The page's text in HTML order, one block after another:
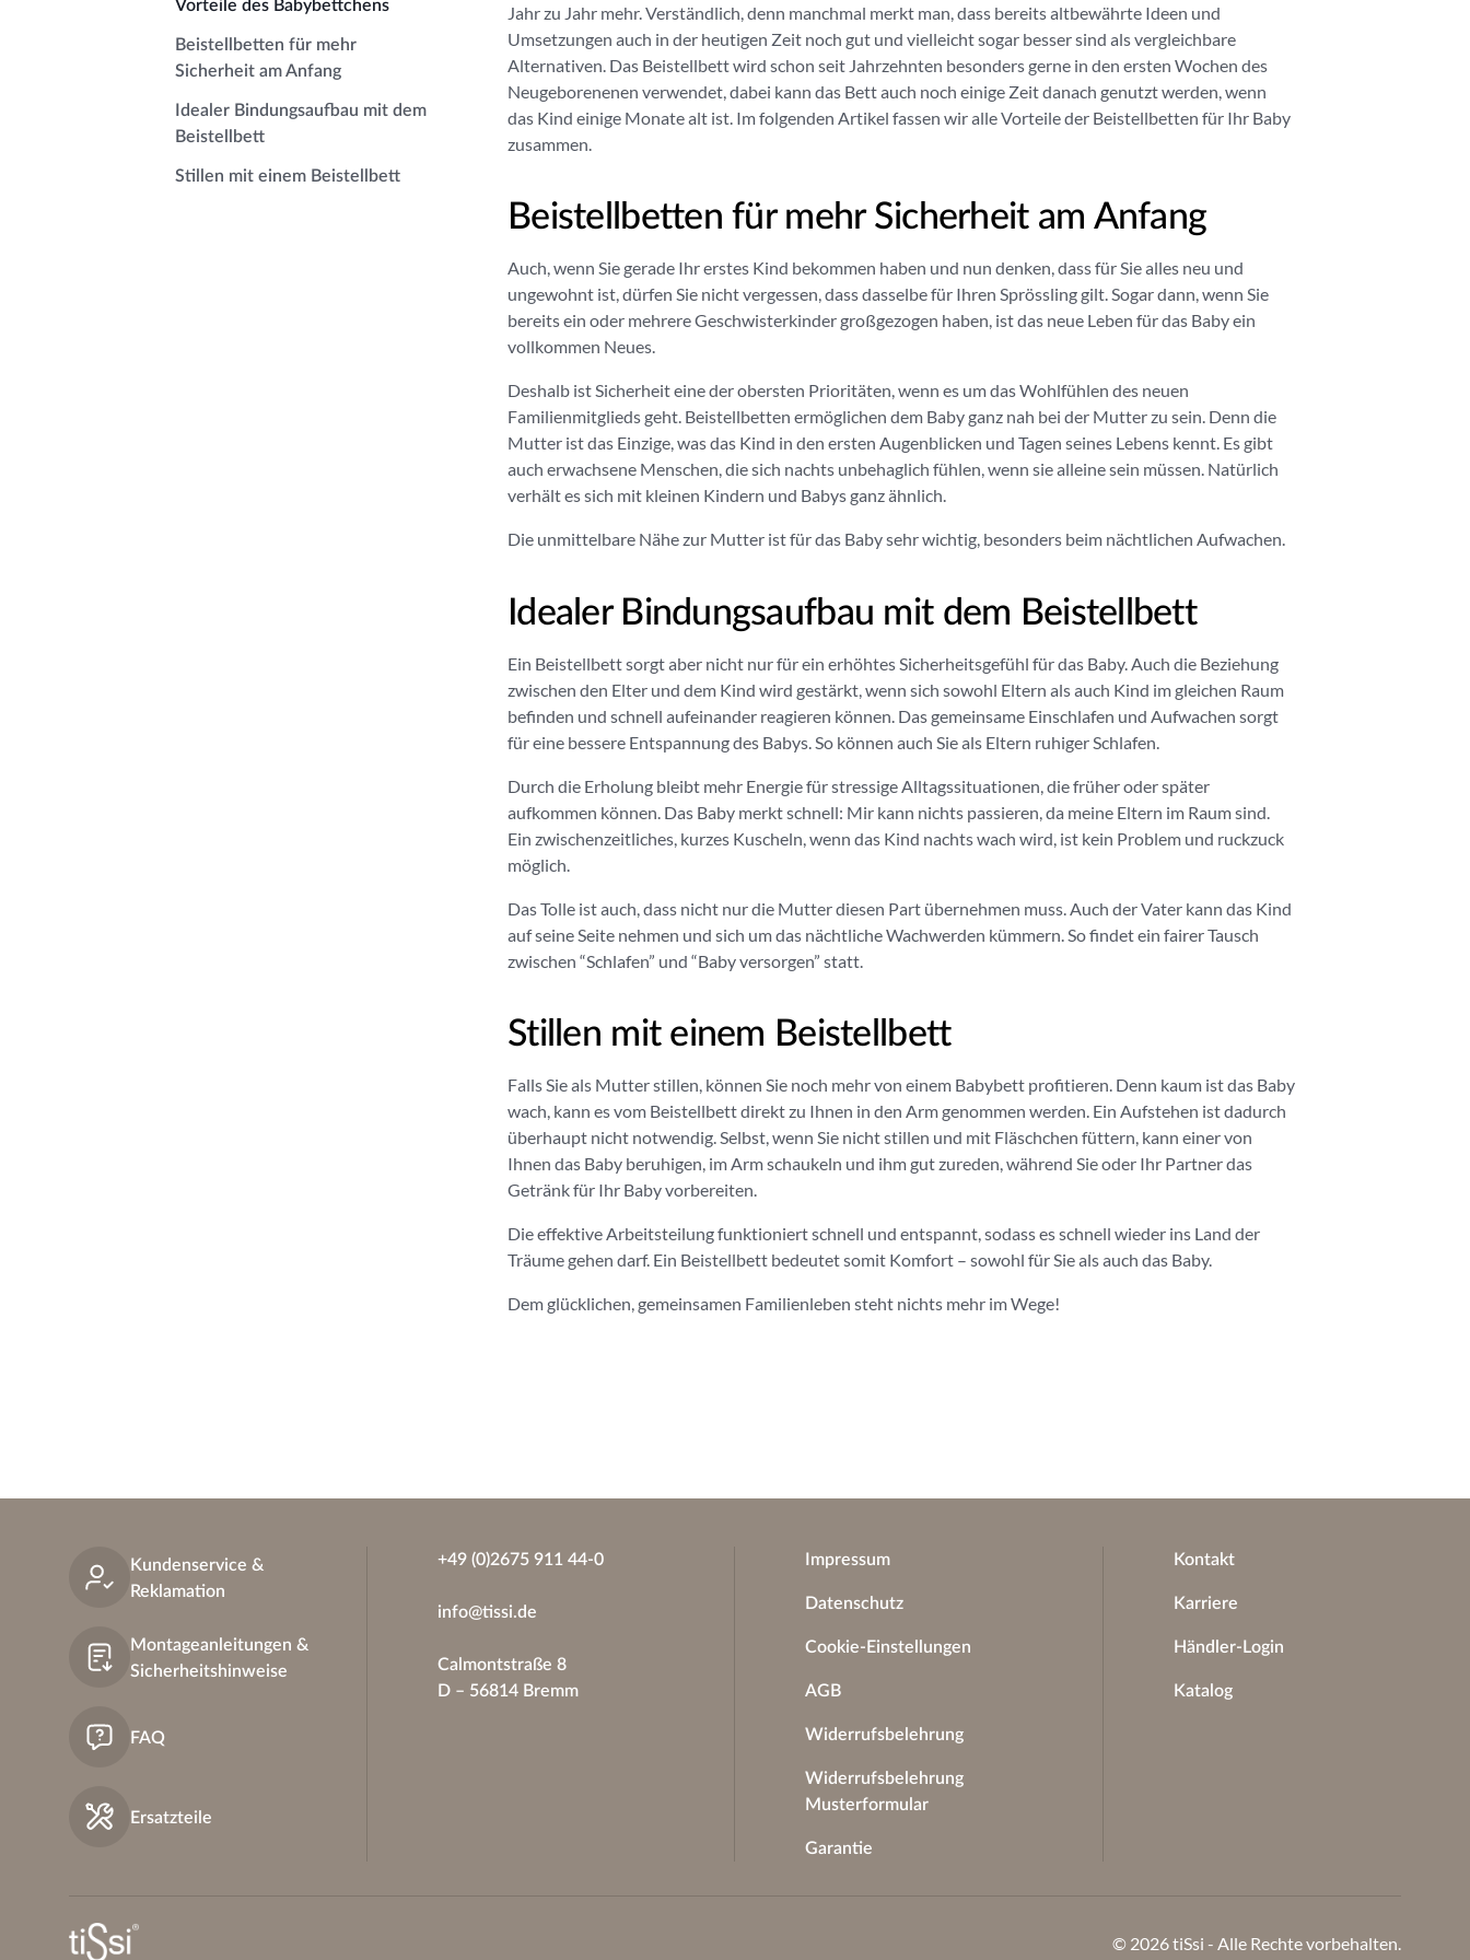
Vorteile des Babybettchens
Beistellbetten für mehr
Sicherheit am Anfang
Idealer Bindungsaufbau mit dem
Beistellbett
Stillen mit einem Beistellbett
Jahr zu Jahr mehr. Verständlich, denn manchmal merkt man, dass bereits altbewährte Ideen und
Umsetzungen auch in der heutigen Zeit noch gut und vielleicht sogar besser sind als vergleichbare
Alternativen. Das Beistellbett wird schon seit Jahrzehnten besonders gerne in den ersten Wochen des
Neugeborenenen verwendet, dabei kann das Bett auch noch einige Zeit danach genutzt werden, wenn
das Kind einige Monate alt ist. Im folgenden Artikel fassen wir alle Vorteile der Beistellbetten für Ihr Baby
zusammen.
Beistellbetten für mehr Sicherheit am Anfang
Auch, wenn Sie gerade Ihr erstes Kind bekommen haben und nun denken, dass für Sie alles neu und
ungewohnt ist, dürfen Sie nicht vergessen, dass dasselbe für Ihren Sprössling gilt. Sogar dann, wenn Sie
bereits ein oder mehrere Geschwisterkinder großgezogen haben, ist das neue Leben für das Baby ein
vollkommen Neues.
Deshalb ist Sicherheit eine der obersten Prioritäten, wenn es um das Wohlfühlen des neuen
Familienmitglieds geht. Beistellbetten ermöglichen dem Baby ganz nah bei der Mutter zu sein. Denn die
Mutter ist das Einzige, was das Kind in den ersten Augenblicken und Tagen seines Lebens kennt. Es gibt
auch erwachsene Menschen, die sich nachts unbehaglich fühlen, wenn sie alleine sein müssen. Natürlich
verhält es sich mit kleinen Kindern und Babys ganz ähnlich.
Die unmittelbare Nähe zur Mutter ist für das Baby sehr wichtig, besonders beim nächtlichen Aufwachen.
Idealer Bindungsaufbau mit dem Beistellbett
Ein Beistellbett sorgt aber nicht nur für ein erhöhtes Sicherheitsgefühl für das Baby. Auch die Beziehung
zwischen den Elter und dem Kind wird gestärkt, wenn sich sowohl Eltern als auch Kind im gleichen Raum
befinden und schnell aufeinander reagieren können. Das gemeinsame Einschlafen und Aufwachen sorgt
für eine bessere Entspannung des Babys. So können auch Sie als Eltern ruhiger Schlafen.
Durch die Erholung bleibt mehr Energie für stressige Alltagssituationen, die früher oder später
aufkommen können. Das Baby merkt schnell: Mir kann nichts passieren, da meine Eltern im Raum sind.
Ein zwischenzeitliches, kurzes Kuscheln, wenn das Kind nachts wach wird, ist kein Problem und ruckzuck
möglich.
Das Tolle ist auch, dass nicht nur die Mutter diesen Part übernehmen muss. Auch der Vater kann das Kind
auf seine Seite nehmen und sich um das nächtliche Wachwerden kümmern. So findet ein fairer Tausch
zwischen “Schlafen” und “Baby versorgen” statt.
Stillen mit einem Beistellbett
Falls Sie als Mutter stillen, können Sie noch mehr von einem Babybett profitieren. Denn kaum ist das Baby
wach, kann es vom Beistellbett direkt zu Ihnen in den Arm genommen werden. Ein Aufstehen ist dadurch
überhaupt nicht notwendig. Selbst, wenn Sie nicht stillen und mit Fläschchen füttern, kann einer von
Ihnen das Baby beruhigen, im Arm schaukeln und ihm gut zureden, während Sie oder Ihr Partner das
Getränk für Ihr Baby vorbereiten.
Die effektive Arbeitsteilung funktioniert schnell und entspannt, sodass es schnell wieder ins Land der
Träume gehen darf. Ein Beistellbett bedeutet somit Komfort – sowohl für Sie als auch das Baby.
Dem glücklichen, gemeinsamen Familienleben steht nichts mehr im Wege!
Kundenservice &
Reklamation
Montageanleitungen &
Sicherheitshinweise
FAQ
Ersatzteile
+49 (0)2675 911 44-0
info@tissi.de
Calmontstraße 8
D – 56814 Bremm
Impressum
Datenschutz
Cookie-Einstellungen
AGB
Widerrufsbelehrung
Widerrufsbelehrung
Musterformular
Garantie
Kontakt
Karriere
Händler-Login
Katalog
© 2026tiSsi - Alle Rechte vorbehalten.